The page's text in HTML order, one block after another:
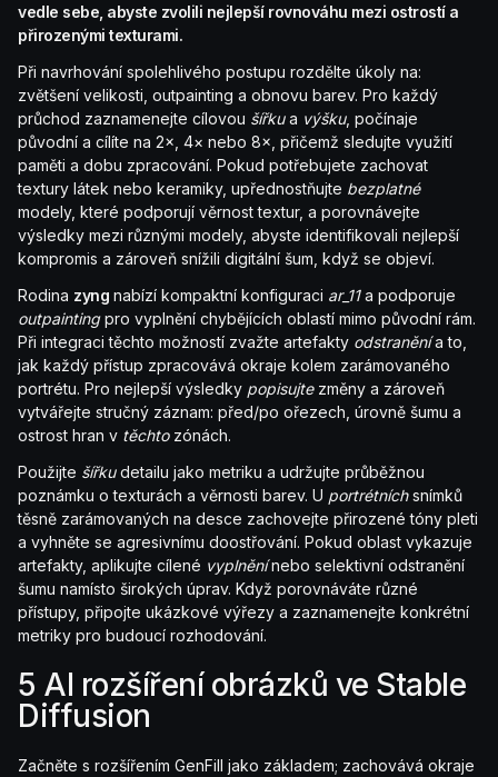
vedle sebe, abyste zvolili nejlepší rovnováhu mezi ostrostí a
přirozenými texturami.
Při navrhování spolehlivého postupu rozdělte úkoly na:
zvětšení velikosti, outpainting a obnovu barev. Pro každý
průchod zaznamenejte cílovou šířkua výšku, počínaje
původní a cílíte na 2×, 4× nebo 8×, přičemž sledujte využití
paměti a dobu zpracování. Pokud potřebujete zachovat
textury látek nebo keramiky, upřednostňujte bezplatné
modely, které podporují věrnost textur, a porovnávejte
výsledky mezi různými modely, abyste identifikovali nejlepší
kompromis a zároveň snížili digitální šum, když se objeví.
Rodina zyng nabízí kompaktní konfiguraci ar_11a podporuje
outpaintingpro vyplnění chybějících oblastí mimo původní rám.
Při integraci těchto možností zvažte artefakty odstraněnía to,
jak každý přístup zpracovává okraje kolem zarámovaného
portrétu. Pro nejlepší výsledky popisujtezměny a zároveň
vytvářejte stručný záznam: před/po ořezech, úrovně šumu a
ostrost hran v těchtozónách.
Použijte šířkudetailu jako metriku a udržujte průběžnou
poznámku o texturách a věrnosti barev. U portrétníchsnímků
těsně zarámovaných na desce zachovejte přirozené tóny pleti
a vyhněte se agresivnímu doostřování. Pokud oblast vykazuje
artefakty, aplikujte cílené vyplněnínebo selektivní odstranění
šumu namísto širokých úprav. Když porovnáváte různé
přístupy, připojte ukázkové výřezy a zaznamenejte konkrétní
metriky pro budoucí rozhodování.
5 AI rozšíření obrázků ve Stable
Diffusion
Začněte s rozšířením GenFill jako základem; zachovává okraje